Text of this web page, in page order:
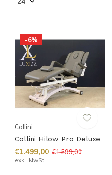
-6%
Collini
Collini Hilow Pro Deluxe
€1.499,00 €1.599,00
exkl. MwSt.